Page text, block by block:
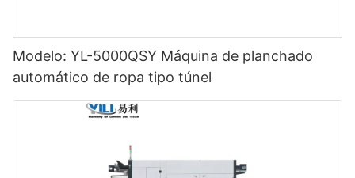
Modelo: YL-5000QSY Máquina de planchado
automático de ropa tipo túnel